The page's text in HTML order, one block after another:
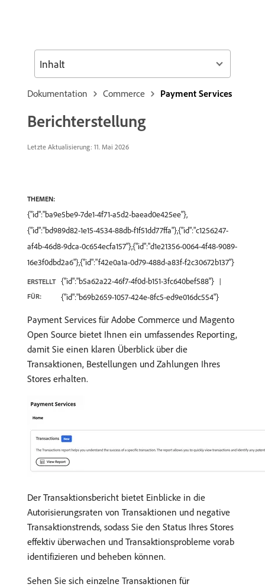
Dokumentation Commerce Payment Services
Berichterstellung
Letzte Aktualisierung: 11. Mai 2026
THEMEN:
{"id":"ba9e5be9-7de1-4f71-a5d2-baead0e425ee"},
{"id":"bd989d82-1e15-4534-88db-f1f51dd77ffa"},{"id":"c1256247-
af4b-46d8-9dca-0c654ecfa157"},{"id":"d1e21356-0064-4f48-9089-
16e3f0dbd2a6"},{"id":"f42e0a1a-0d79-488d-a83f-f2c30672b137"}
ERSTELLT
FÜR:
{"id":"b5a62a22-46f7-4f0d-b151-3fc640bef588"}
{"id":"b69b2659-1057-424e-8fc5-ed9e016dc554"}
Payment Services für Adobe Commerce und Magento
Open Source bietet Ihnen ein umfassendes Reporting,
damit Sie einen klaren Überblick über die
Transaktionen, Bestellungen und Zahlungen Ihres
Stores erhalten.
Der Transaktionsbericht bietet Einblicke in die
Autorisierungsraten von Transaktionen und negative
Transaktionstrends, sodass Sie den Status Ihres Stores
effektiv überwachen und Transaktionsprobleme vorab
identifizieren und beheben können.
Sehen Sie sich einzelne Transaktionen für
Inhalt